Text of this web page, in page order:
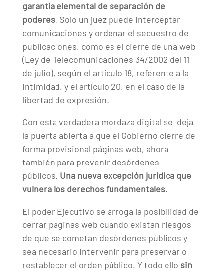
garantía elemental de separación de
poderes. Solo un juez puede interceptar
comunicaciones y ordenar el secuestro de
publicaciones, como es el cierre de una web
(Ley de Telecomunicaciones 34/2002 del 11
de julio), según el artículo 18, referente a la
intimidad, y el artículo 20, en el caso de la
libertad de expresión.
Con esta verdadera mordaza digital se deja
la puerta abierta a que el Gobierno cierre de
forma provisional páginas web, ahora
también para prevenir desórdenes
públicos. Una nueva excepción jurídica que
vulnera los derechos fundamentales.
El poder Ejecutivo se arroga la posibilidad de
cerrar páginas web cuando existan riesgos
de que se cometan desórdenes públicos y
sea necesario intervenir para preservar o
restablecer el orden público. Y todo ello sin